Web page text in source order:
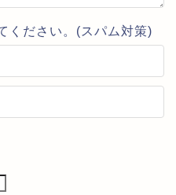
ください。(スパム対策)